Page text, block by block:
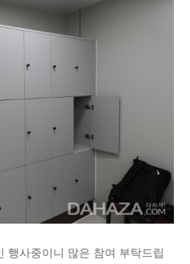
행사중이니 많은 참여 부탁드립